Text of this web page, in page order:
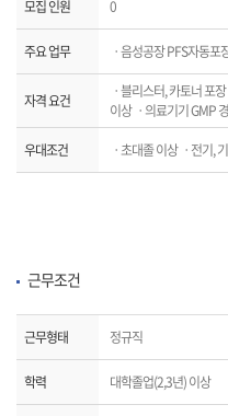
모집 인원 0
주요 업무 ㆍ음성공장 PFS자동
자격 요건
ㆍ블리스터, 카토너 포
이상 ㆍ의료기기 GMP
우대조건
ㆍ초대졸 이상 ㆍ전기,
근무조건
근무형태 정규직
학력 대학졸업(2,3년) 이상